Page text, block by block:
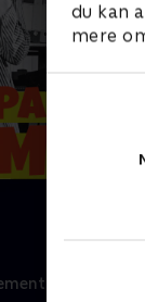
du kan
mere